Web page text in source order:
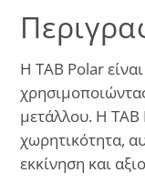
Η TAB Polar
μετάλλου. Η TAB
χωρητικότητα,
εκκίνηση και